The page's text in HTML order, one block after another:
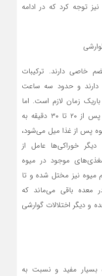
توجه کرد که در ادامه
خاصی دارند. ترکیبات
دارند و حدود سه ساعت
زمان لازم است. اما
میوه‌ها به‌دلیل وجود آب فراوان پس از ۲۰ تا ۳۰ دقیقه به
پس از غذا میل می‌شود،
خوراکی‌ها عامل از
موجود در میوه
میوه نیز مختل شده و تا
معده باقی می‌ماند که
و دیگر اختلالات گوارشی
بسیار مفید و نسبت به